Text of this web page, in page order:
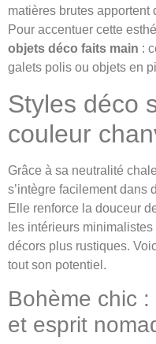
matières brutes apportent
Pour accentuer cette
objets déco faits main :
galets polis ou objets en
Styles déco
couleur
Grâce à sa neutralité
s’intègre facilement dans
Elle renforce la douceur
les intérieurs
décors plus rustiques.
tout son potentiel.
Bohème chic
et esprit